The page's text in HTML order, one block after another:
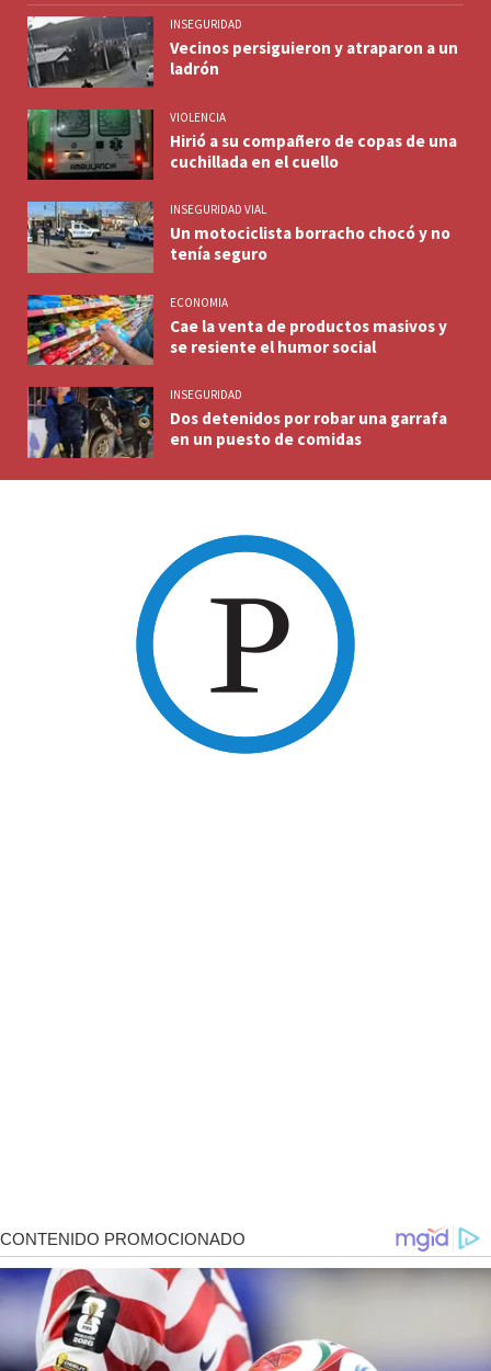
INSEGURIDAD
Vecinos persiguieron y atraparon a un
ladrón
VIOLENCIA
Hirió a su compañero de copas de una
cuchillada en el cuello
INSEGURIDAD VIAL
Un motociclista borracho chocó y no
tenía seguro
ECONOMIA
Cae la venta de productos masivos y
se resiente el humor social
INSEGURIDAD
Dos detenidos por robar una garrafa
en un puesto de comidas